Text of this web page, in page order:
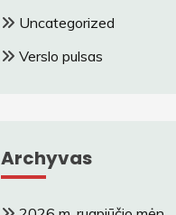
Uncategorized
Verslo pulsas
Archyvas